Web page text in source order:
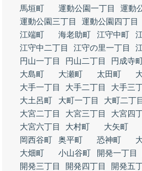
馬垣町
運動公園一丁目
運動
運動公園三丁目
運動公園四丁目
江端町
海老助町 江守中町
江守中二丁目
江守の里一丁目
円山一丁目
円山二丁目 円成寺
大島町
大瀬町 太田町
大手一丁目
大手二丁目 大手三
大土呂町
大町一丁目 大町二丁目
大宮二丁目
大宮三丁目 大宮四
大宮六丁目
大村町 大矢町
岡西谷町
奥平町 恐神町
大畑町
小山谷町 開発一丁目
開発三丁目
開発四丁目 開発五